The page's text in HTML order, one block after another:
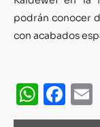
podrán conocer
con acabados